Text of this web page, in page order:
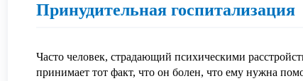
Принудительная госпитализация
Часто человек, страдающий психическими
принимает тот факт, что он болен, что ему нужна